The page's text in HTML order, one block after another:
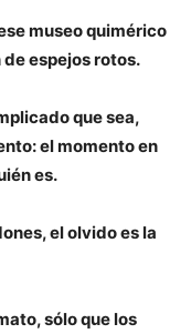
museo quimérico
espejos rotos.
que sea,
el momento en
es.
el olvido es la
sólo que los